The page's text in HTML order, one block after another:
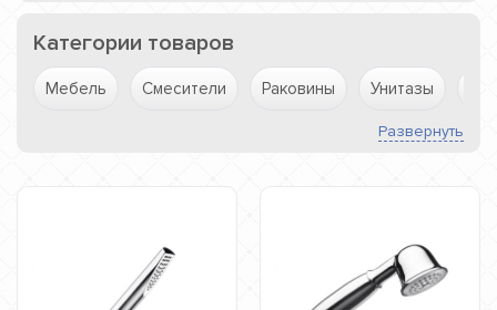
Категории товаров
Мебель Смесители Раковины Унитазы
Развернуть